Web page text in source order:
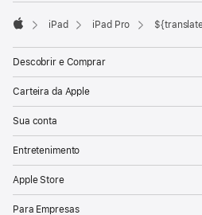
iPad iPad Pro
Descobrir e Comprar
Carteira da Apple
Sua conta
Entretenimento
Apple Store
Para Empresas